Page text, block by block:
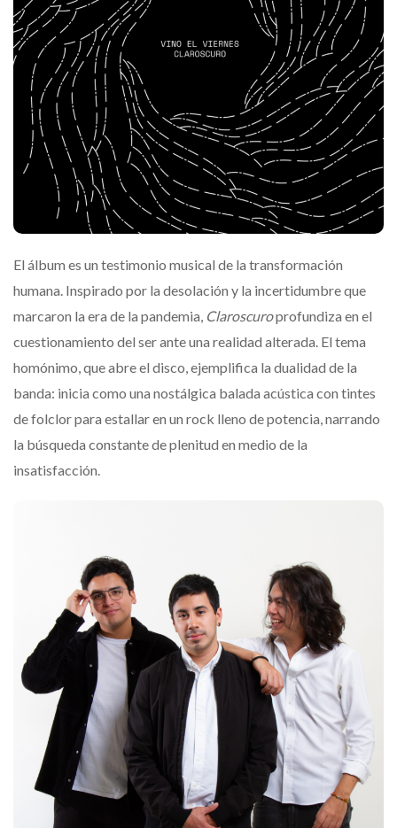
El álbum es un testimonio musical de la transformación
humana. Inspirado por la desolación y la incertidumbre que
marcaron la era de la pandemia, Claroscuroprofundiza en el
cuestionamiento del ser ante una realidad alterada. El tema
homónimo, que abre el disco, ejemplifica la dualidad de la
banda: inicia como una nostálgica balada acústica con tintes
de folclor para estallar en un rock lleno de potencia, narrando
la búsqueda constante de plenitud en medio de la
insatisfacción.